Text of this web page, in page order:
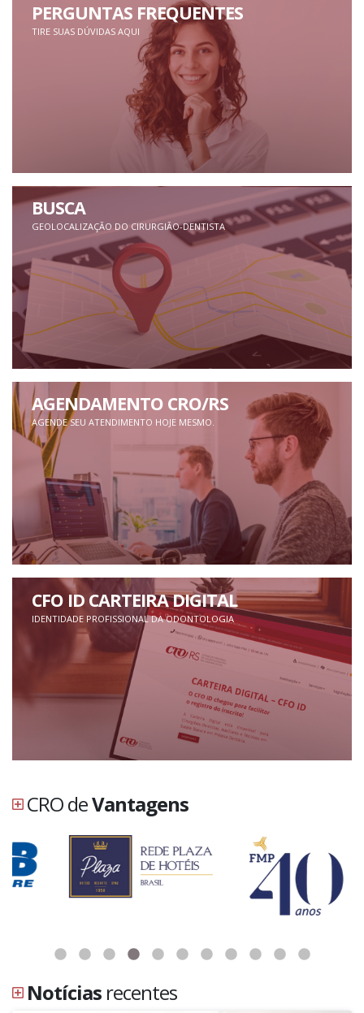
PERGUNTAS FREQUENTES
TIRE SUAS DÚVIDAS AQUI
BUSCA
GEOLOCALIZAÇÃO DO CIRURGIÃO-DENTISTA
AGENDAMENTO CRO/RS
AGENDE SEU ATENDIMENTO HOJE MESMO.
CFO ID CARTEIRA DIGITAL
IDENTIDADE PROFISSIONAL DA ODONTOLOGIA
CRO deVantagens
Notícias recentes